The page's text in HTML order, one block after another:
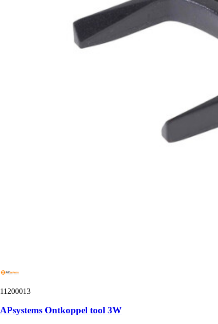
11200013
APsystems Ontkoppel tool 3W